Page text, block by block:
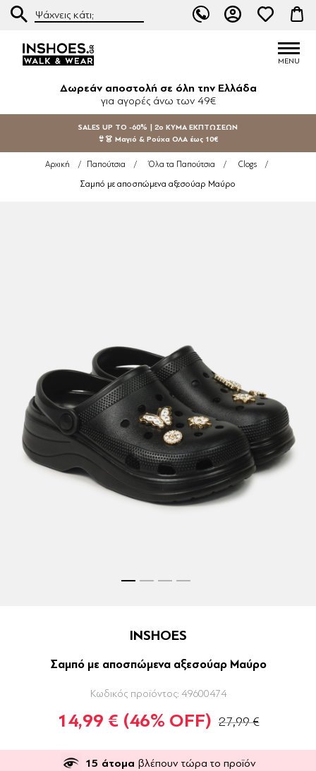
Δωρεάν αποστολή σε όλη την Ελλάδα
για αγορές άνω των 49€
SALES UP TO -60% | 2ο ΚΥΜΑ ΕΚΠΤΩΣΕΩΝ
👙👗 Μαγιό & Ρούχα ΟΛΑ έως 10€
Αρχική / Παπούτσια / Όλα τα Παπούτσια / Clogs /
Σαμπό με αποσπώμενα αξεσούαρ Μαύρο
INSHOES
Σαμπό με αποσπώμενα αξεσούαρ Μαύρο
Κωδικός προϊόντος: 49600474
14,99 € (46% OFF) 27,99 €
15 άτομα βλέπουν τώρα το προϊόν